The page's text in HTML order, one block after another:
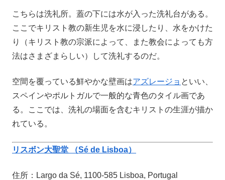
こちらは洗礼所。蓋の下には水が入った洗礼台がある。
ここでキリスト教の新生児を水に浸したり、水をかけた
り（キリスト教の宗派によって、また教会によっても方
法はさまざまらしい）して洗礼するのだ。
空間を覆っている鮮やかな壁画はアズレージョ といい、
スペインやポルトガルで一般的な青色のタイル画であ
る。ここでは、洗礼の場面を含むキリストの生涯が描か
れている。
リスボン大聖堂 （Sé de Lisboa）
住所：Largo da Sé, 1100-585 Lisboa, Portugal